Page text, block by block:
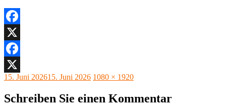
Facebook
X
Facebook
X
Veröffentlicht
15. Juni 202615. Juni 2026 Originalgröße
1080 × 1920
Schreiben Sie einen Kommentar